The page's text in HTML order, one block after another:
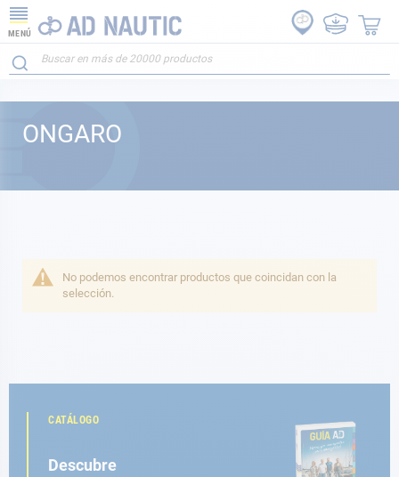
MENÚ
ONGARO
No podemos encontrar productos que coincidan con la
selección.
CATÁLOGO
Descubre